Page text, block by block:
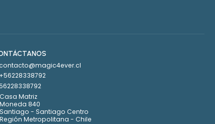
+56228338792
Casa Matriz
Moneda 840
Santiago - Santiago Centro
Región Metropolitana - Chile